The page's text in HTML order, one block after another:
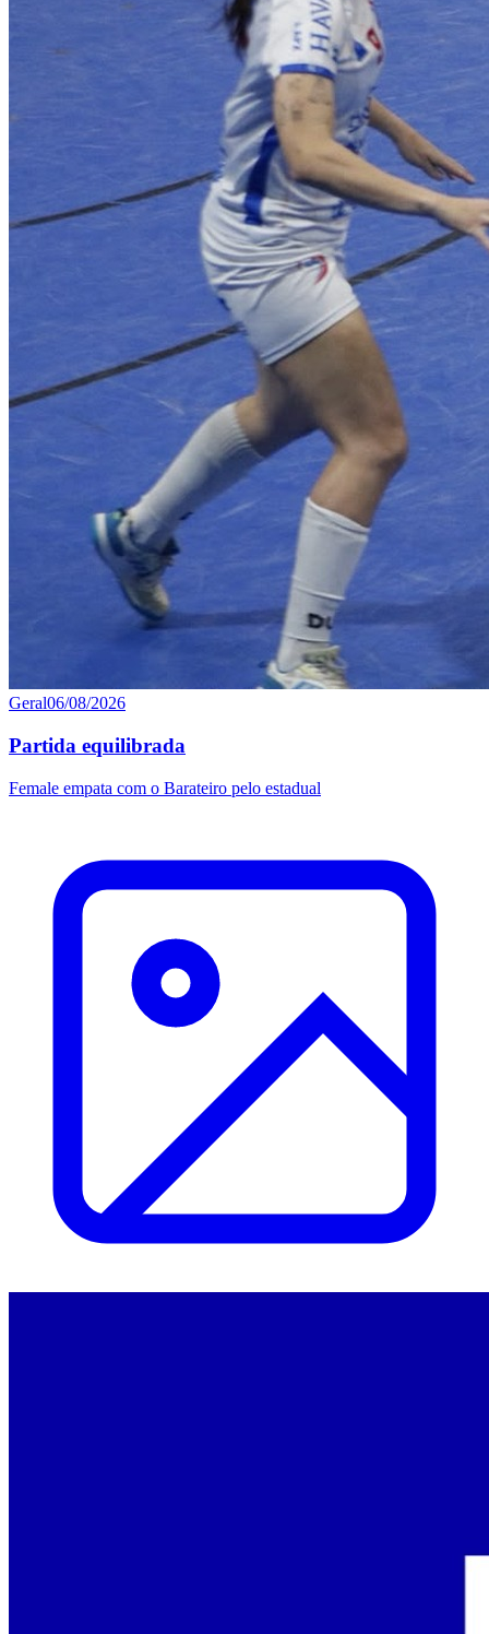
Geral06/08/2026
Partida equilibrada
Female empata com o Barateiro pelo estadual